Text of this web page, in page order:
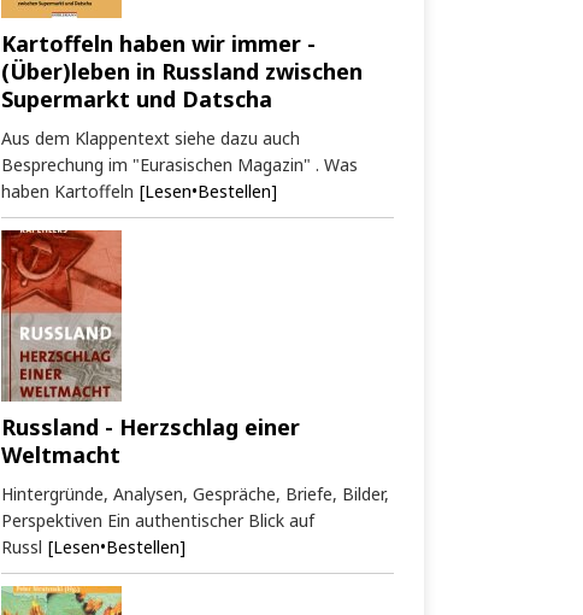
Kartoffeln haben wir immer -
(Über)leben in Russland zwischen
Supermarkt und Datscha
Aus dem Klappentext siehe dazu auch
Besprechung im "Eurasischen Magazin" . Was
haben Kartoffeln [Lesen•Bestellen]
Russland - Herzschlag einer
Weltmacht
Hintergründe, Analysen, Gespräche, Briefe, Bilder,
Perspektiven Ein authentischer Blick auf
Russl [Lesen•Bestellen]